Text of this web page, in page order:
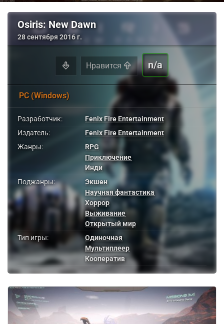
Osiris: New Dawn
28 сентября 2016 г.
Нравится n/a
PC (Windows)
Разработчик:
Fenix Fire Entertainment
Издатель:
Fenix Fire Entertainment
Жанры:
RPG
Приключение
Инди
Поджанры:
Экшен
Научная фантастика
Хоррор
Выживание
Открытый мир
Тип игры:
Одиночная
Мультиплеер
Кооператив